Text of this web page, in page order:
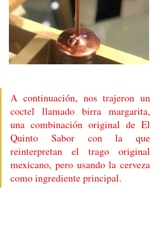
A continuación, nos trajeron un
coctel llamado birra margarita,
una combinación original de El
Quinto Sabor con la que
reinterpretan el trago original
mexicano, pero usando la cerveza
como ingrediente principal.